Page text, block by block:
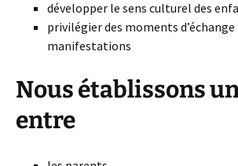
développer le sens culturel des
privilégier des moments d’échange
manifestations
Nous établissons
entre